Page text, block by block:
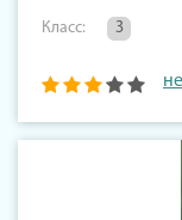
Класс: 3